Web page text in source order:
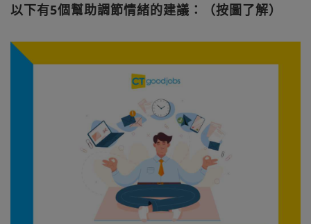
以下有5個幫助調節情緒的建議：（按圖了解）